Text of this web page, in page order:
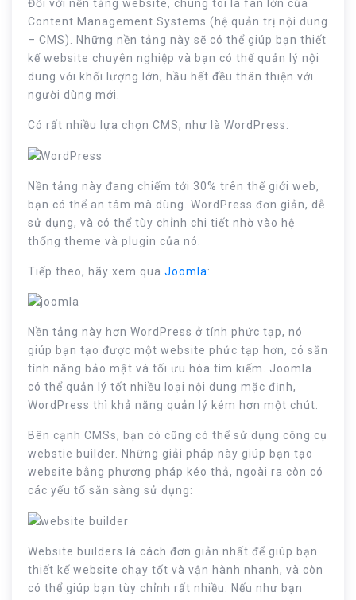
Đối với nền tảng website, chúng tôi là fan lớn của
Content Management Systems (hệ quản trị nội dung
– CMS). Những nền tảng này sẽ có thể giúp bạn thiết
kế website chuyên nghiệp và bạn có thể quản lý nội
dung với khối lượng lớn, hầu hết đều thân thiện với
người dùng mới.
Có rất nhiều lựa chọn CMS, như là WordPress:
Nền tảng này đang chiếm tới 30% trên thế giới web,
bạn có thể an tâm mà dùng. WordPress đơn giản, dễ
sử dụng, và có thể tùy chỉnh chi tiết nhờ vào hệ
thống theme và plugin của nó.
Tiếp theo, hãy xem qua Joomla:
Nền tảng này hơn WordPress ở tính phức tạp, nó
giúp bạn tạo được một website phức tạp hơn, có sẵn
tính năng bảo mật và tối ưu hóa tìm kiếm. Joomla
có thể quản lý tốt nhiều loại nội dung mặc định,
WordPress thì khả năng quản lý kém hơn một chút.
Bên cạnh CMSs, bạn có cũng có thể sử dụng công cụ
webstie builder. Những giải pháp này giúp bạn tạo
website bằng phương pháp kéo thả, ngoài ra còn có
các yếu tố sẵn sàng sử dụng:
Website builders là cách đơn giản nhất để giúp bạn
thiết kế website chạy tốt và vận hành nhanh, và còn
có thể giúp bạn tùy chỉnh rất nhiều. Nếu như bạn